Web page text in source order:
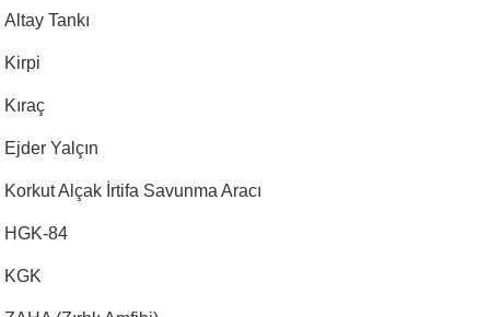
Altay Tankı
Kirpi
Kıraç
Ejder Yalçın
Korkut Alçak İrtifa Savunma Aracı
HGK-84
KGK